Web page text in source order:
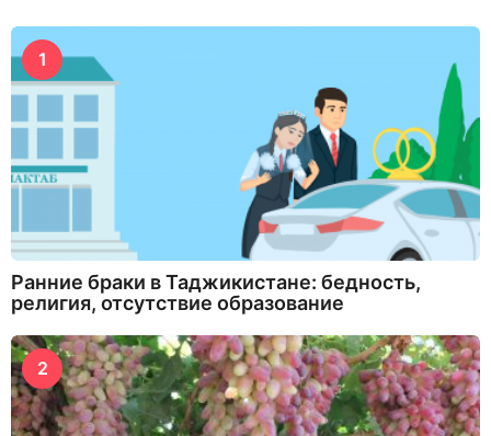
1
Ранние браки в Таджикистане: бедность,
религия, отсутствие образование
2